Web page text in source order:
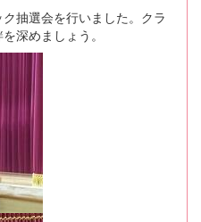
抽選会を行いました。クラ
深めましょう。